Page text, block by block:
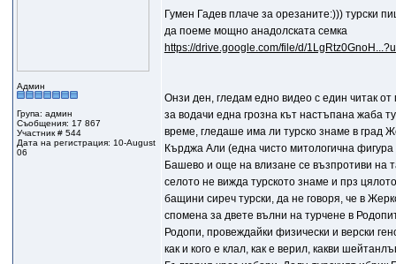
Админ
Група: админ
Съобщения: 17 867
Участник # 544
Дата на регистрация: 10-August
06
Гумен Гадев плаче за орезаните:))) турски
да поеме мощно анадолската семка
https://drive.google.com/file/d/
Онзи ден, гледам едно видео с един читак
за водачи една грозна кът настъпана жаба
време, гледаше има ли турско знаме в град
Кърджа Али (една чисто митологична
Башево и още на влизане се възпротиви на
селото не вижда турското знаме и прз
бащини сиреч турски, да не говоря, че в
спомена за двете вълни на турчене в
Родопи, провеждайки физически и верски
как и кого е клал, как е верил, какви